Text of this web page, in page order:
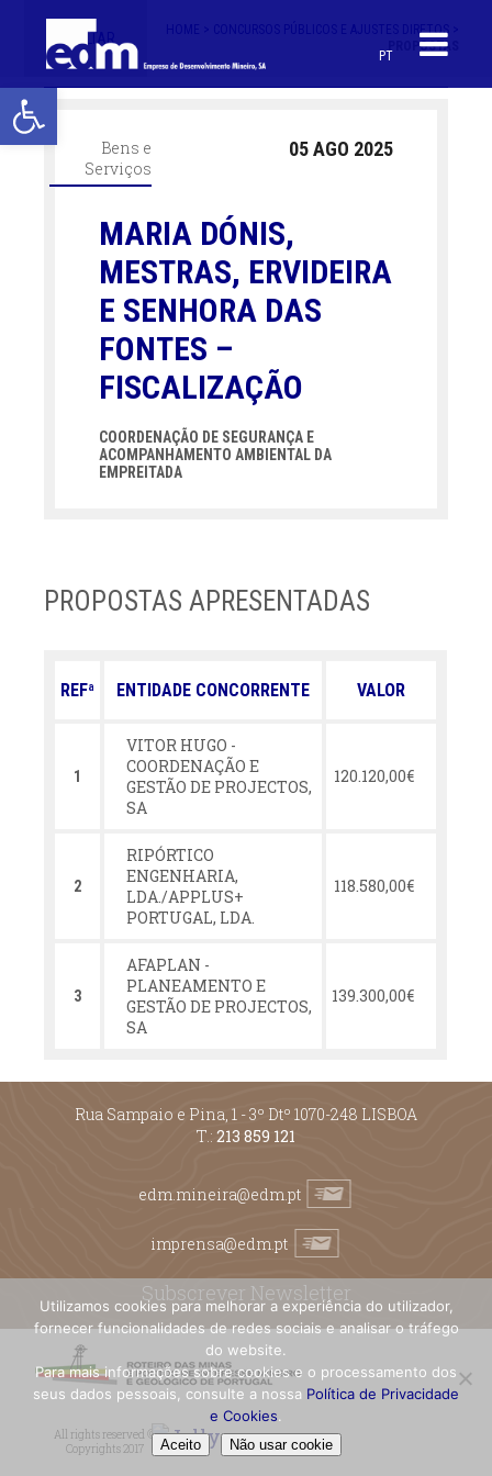
Open toolbar
PT
< VOLTAR
CONCURSOS PÚBLICOS E AJUSTES DIRETOS >
PROPOSTAS
Bens e
Serviços
05 AGO 2025
MARIA DÓNIS,
MESTRAS, ERVIDEIRA
E SENHORA DAS
FONTES –
FISCALIZAÇÃO
COORDENAÇÃO DE SEGURANÇA E
ACOMPANHAMENTO AMBIENTAL DA
EMPREITADA
PROPOSTAS APRESENTADAS
REFª ENTIDADE CONCORRENTE VALOR
1
VITOR HUGO -
COORDENAÇÃO E
GESTÃO DE PROJECTOS,
SA
120.120,00€
2
RIPÓRTICO
ENGENHARIA,
LDA./APPLUS+
PORTUGAL, LDA.
118.580,00€
3
AFAPLAN -
PLANEAMENTO E
GESTÃO DE PROJECTOS,
SA
139.300,00€
Rua Sampaio e Pina, 1 - 3º Dtº 1070-248 LISBOA
T.: 213 859 121
edm.mineira@edm.pt
imprensa@edm.pt
Subscrever Newsletter
All rights reserved ©
Copyrights 2017
Utilizamos cookies para melhorar a experiência do utilizador,
fornecer funcionalidades de redes sociais e analisar o tráfego
do website.
Para mais informações sobre cookies e o processamento dos
seus dados pessoais, consulte a nossa Política de Privacidade
e Cookies.
Aceito Não usar cookie